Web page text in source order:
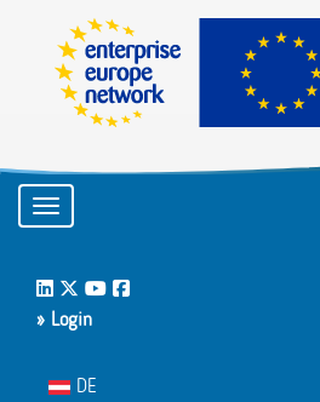
Toggle navigation
LinkedIn
Twitter
Youtube
Facebook
» Login
Sprache auswählen
DE